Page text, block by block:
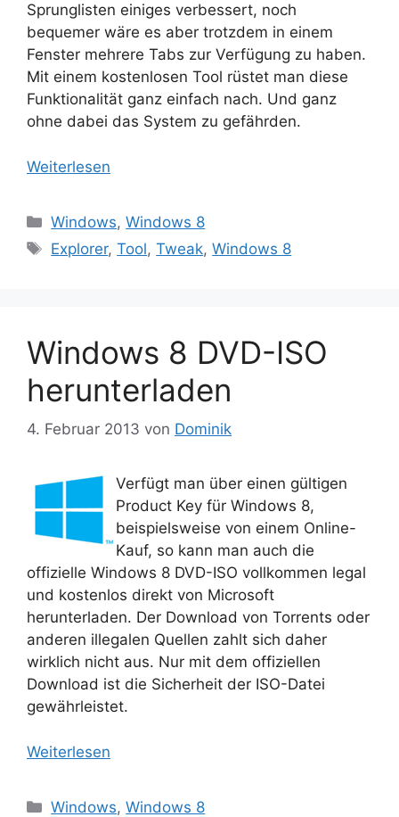
Sprunglisten einiges verbessert, noch
bequemer wäre es aber trotzdem in einem
Fenster mehrere Tabs zur Verfügung zu haben.
Mit einem kostenlosen Tool rüstet man diese
Funktionalität ganz einfach nach. Und ganz
ohne dabei das System zu gefährden.
Weiterlesen
Kategorien
Windows,Windows 8
Schlagwörter
Explorer,Tool,Tweak,Windows 8
Windows 8 DVD-ISO
herunterladen
4. Februar 2013 von Dominik
Verfügt man über einen gültigen
Product Key für Windows 8,
beispielsweise von einem Online-
Kauf, so kann man auch die
offizielle Windows 8 DVD-ISO vollkommen legal
und kostenlos direkt von Microsoft
herunterladen. Der Download von Torrents oder
anderen illegalen Quellen zahlt sich daher
wirklich nicht aus. Nur mit dem offiziellen
Download ist die Sicherheit der ISO-Datei
gewährleistet.
Weiterlesen
Kategorien
Windows,Windows 8